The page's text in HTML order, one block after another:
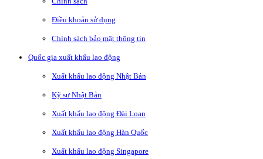
Điều khoản sử dụng
Chính sách bảo mật thông tin
Quốc gia xuất khẩu lao động
Xuất khẩu lao động Nhật Bản
Kỹ sư Nhật Bản
Xuất khẩu lao động Đài Loan
Xuất khẩu lao động Hàn Quốc
Xuất khẩu lao động Singapore